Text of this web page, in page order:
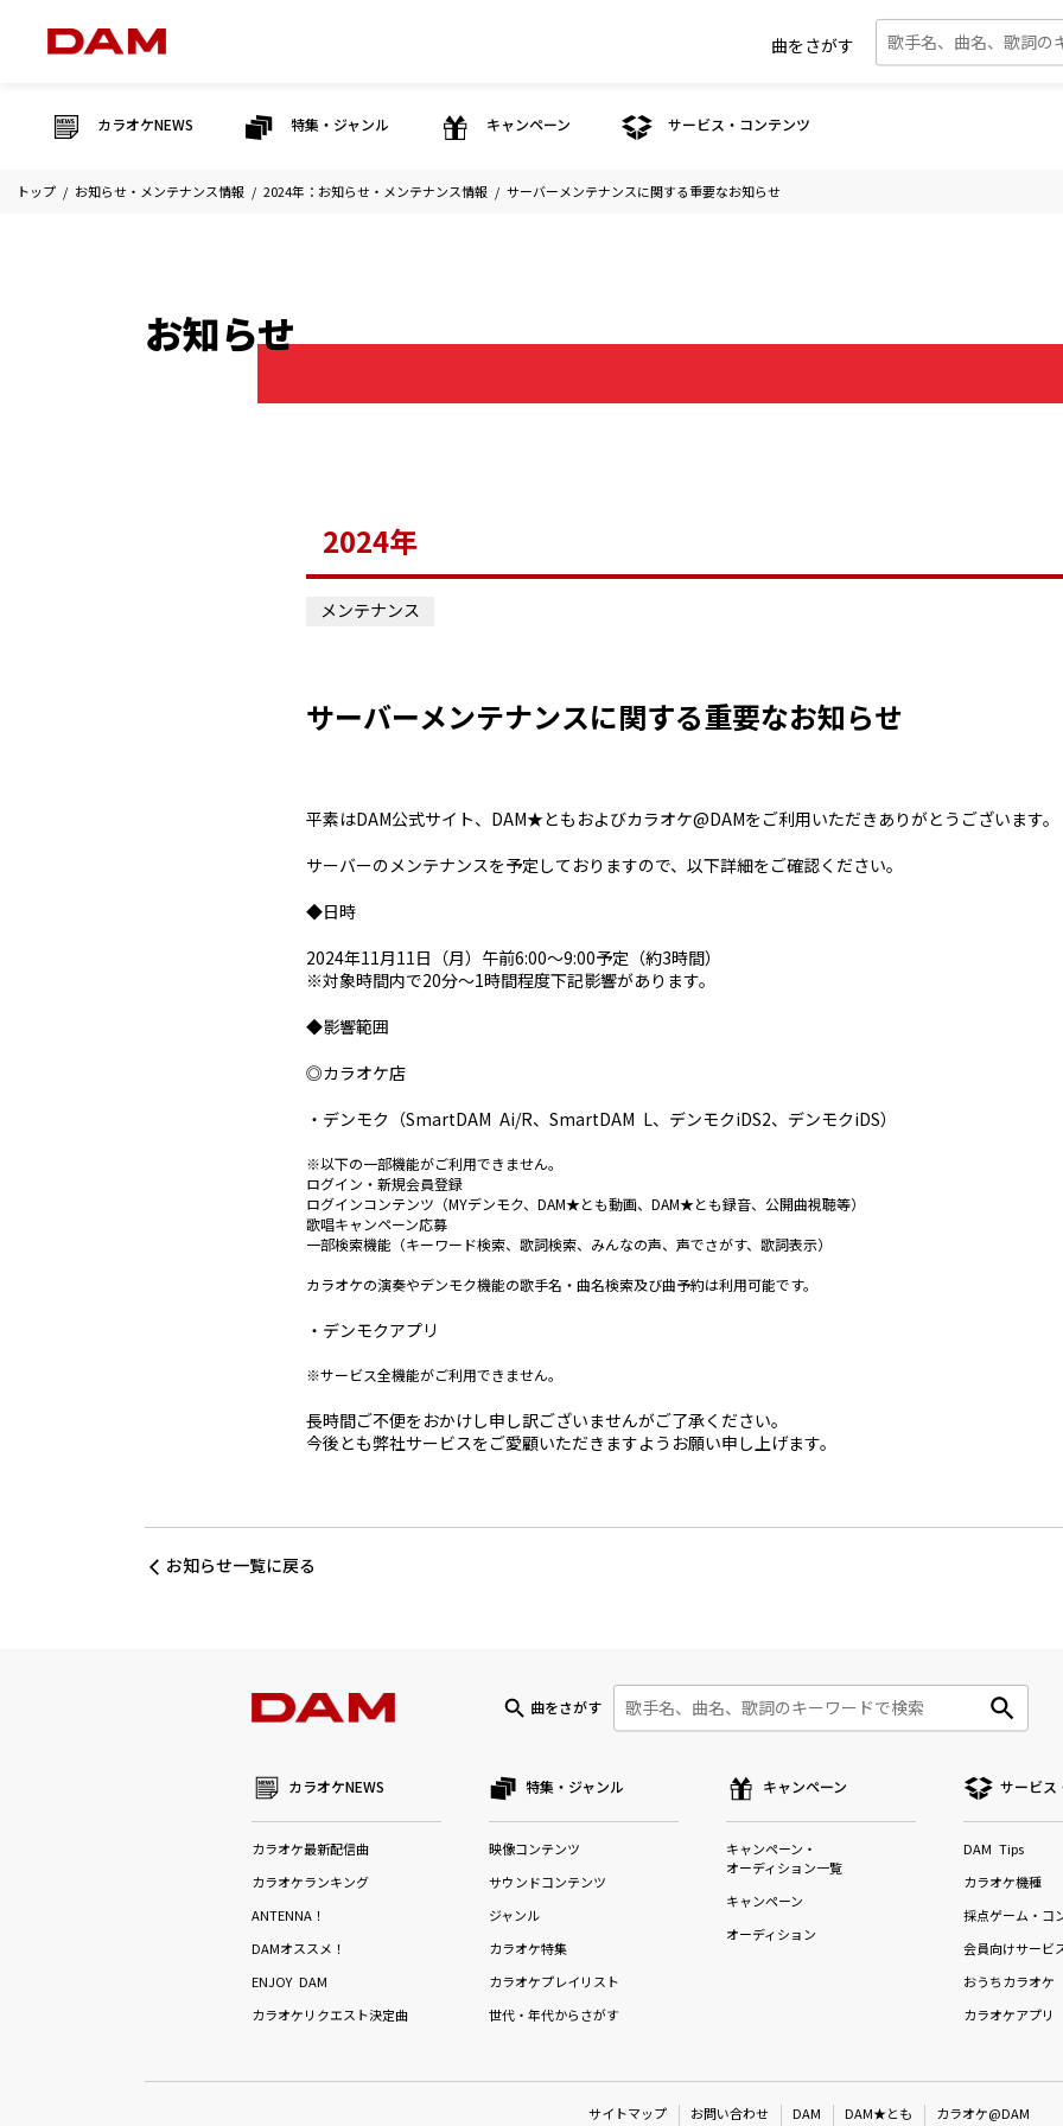
曲をさがす
カラオケNEWS 特集・ジャンル キャンペーン サービス・コンテンツ
トップ お知らせ・メンテナンス情報 2024年：お知らせ・メンテナンス情報 サーバーメンテナンスに関する重要なお知らせ
お知らせ
2024年
メンテナンス
サーバーメンテナンスに関する重要なお知らせ
平素はDAM公式サイト、DAM★ともおよびカラオケ@DAMをご利用いただきありがとうございます。
サーバーのメンテナンスを予定しておりますので、以下詳細をご確認ください。
◆日時
2024年11月11日（月）午前6:00～9:00予定（約3時間）
※対象時間内で20分～1時間程度下記影響があります。
◆影響範囲
◎カラオケ店
デンモク（SmartDAM Ai/R、SmartDAM L、デンモクiDS2、デンモクiDS）
※以下の一部機能がご利用できません。
ログイン・新規会員登録
ログインコンテンツ（MYデンモク、DAM★とも動画、DAM★とも録音、公開曲視聴等）
歌唱キャンペーン応募
一部検索機能（キーワード検索、歌詞検索、みんなの声、声でさがす、歌詞表示）
カラオケの演奏やデンモク機能の歌手名・曲名検索及び曲予約は利用可能です。
デンモクアプリ
※サービス全機能がご利用できません。
長時間ご不便をおかけし申し訳ございませんがご了承ください。
今後とも弊社サービスをご愛顧いただきますようお願い申し上げます。
お知らせ一覧に戻る
曲をさがす
カラオケNEWS
カラオケ最新配信曲
カラオケランキング
ANTENNA！
DAMオススメ！
ENJOY DAM
カラオケリクエスト決定曲
特集・ジャンル
映像コンテンツ
サウンドコンテンツ
ジャンル
カラオケ特集
カラオケプレイリスト
世代・年代からさがす
キャンペーン
キャンペーン・
オーディション一覧
キャンペーン
オーディション
サービス
DAM Tips
カラオケ機種
採点ゲーム・コ
会員向けサービ
おうちカラオケ
カラオケアプリ
サイトマップ お問い合わせ DAM DAM★とも カラオケ@DAM